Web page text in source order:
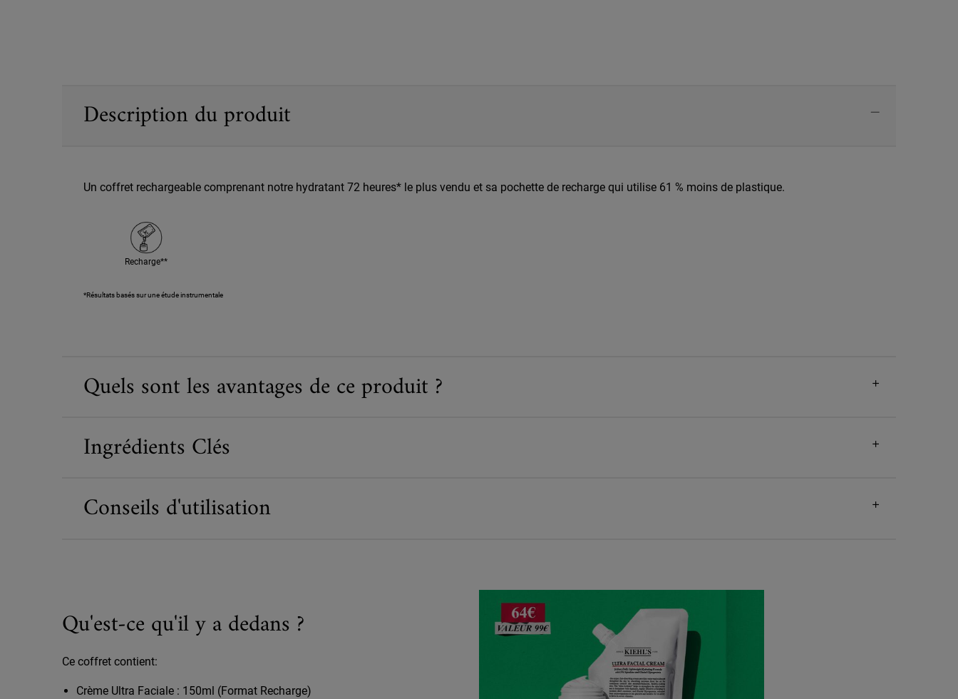
Description du produit
Un coffret rechargeable comprenant notre hydratant 72 heures* le plus vendu et sa pochette de recharge qui utilise 61 % moins de plastique.
Recharge**
*Résultats basés sur une étude instrumentale
Quels sont les avantages de ce produit ?
Ingrédients Clés
Conseils d'utilisation
Qu'est-ce qu'il y a dedans ?
Ce coffret contient:
Crème Ultra Faciale : 150ml (Format Recharge)